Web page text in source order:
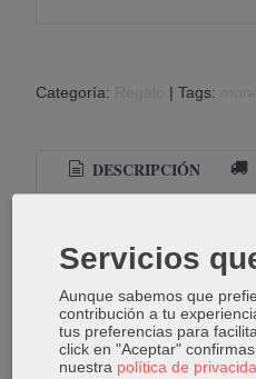
Categoría: | Tags:
DESCRIPCIÓN
Tamaño aproximado
Servicios
Aunque sabemos que
contribución a tu
tus preferencias para
click en "Aceptar"
nuestra política de